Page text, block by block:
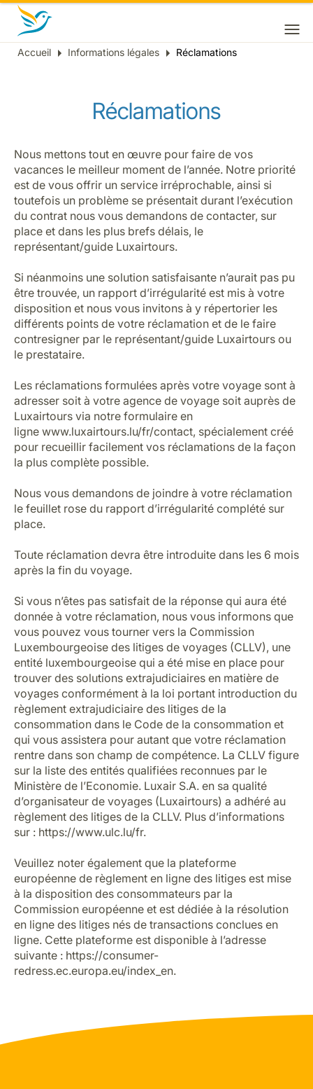
Fil
Accueil Informations légales Réclamations
Réclamations
Nous mettons tout en œuvre pour faire de vos
vacances le meilleur moment de l’année. Notre priorité
est de vous offrir un service irréprochable, ainsi si
toutefois un problème se présentait durant l’exécution
du contrat nous vous demandons de contacter, sur
place et dans les plus brefs délais, le
représentant/guide Luxairtours.
Si néanmoins une solution satisfaisante n’aurait pas pu
être trouvée, un rapport d’irrégularité est mis à votre
disposition et nous vous invitons à y répertorier les
différents points de votre réclamation et de le faire
contresigner par le représentant/guide Luxairtours ou
le prestataire.
Les réclamations formulées après votre voyage sont à
adresser soit à votre agence de voyage soit auprès de
Luxairtours via notre formulaire en
ligne www.luxairtours.lu/fr/contact, spécialement créé
pour recueillir facilement vos réclamations de la façon
la plus complète possible.
Nous vous demandons de joindre à votre réclamation
le feuillet rose du rapport d’irrégularité complété sur
place.
Toute réclamation devra être introduite dans les 6 mois
après la fin du voyage.
Si vous n’êtes pas satisfait de la réponse qui aura été
donnée à votre réclamation, nous vous informons que
vous pouvez vous tourner vers la Commission
Luxembourgeoise des litiges de voyages (CLLV), une
entité luxembourgeoise qui a été mise en place pour
trouver des solutions extrajudiciaires en matière de
voyages conformément à la loi portant introduction du
règlement extrajudiciaire des litiges de la
consommation dans le Code de la consommation et
qui vous assistera pour autant que votre réclamation
rentre dans son champ de compétence. La CLLV figure
sur la liste des entités qualifiées reconnues par le
Ministère de l’Economie. Luxair S.A. en sa qualité
d’organisateur de voyages (Luxairtours) a adhéré au
règlement des litiges de la CLLV. Plus d’informations
sur : https://www.ulc.lu/fr.
Veuillez noter également que la plateforme
européenne de règlement en ligne des litiges est mise
à la disposition des consommateurs par la
Commission européenne et est dédiée à la résolution
en ligne des litiges nés de transactions conclues en
ligne. Cette plateforme est disponible à l’adresse
suivante : https://consumer-
redress.ec.europa.eu/index_en.